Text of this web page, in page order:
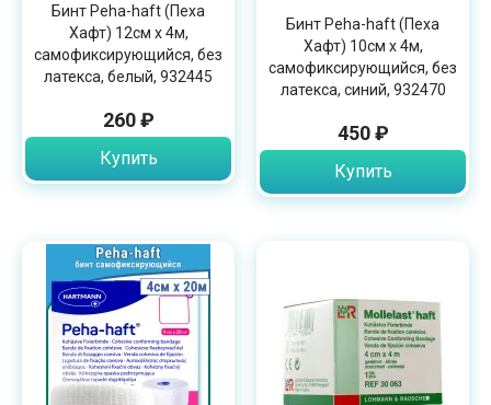
Бинт Peha-haft (Пеха
Хафт) 12см х 4м,
самофиксирующийся, без
латекса, белый, 932445
260 ₽
Купить
Бинт Peha-haft (Пеха
Хафт) 10см х 4м,
самофиксирующийся, без
латекса, синий, 932470
450 ₽
Купить